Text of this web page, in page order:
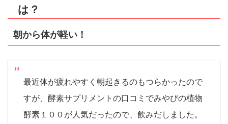
は？
朝から体が軽い！
最近体が疲れやすく朝起きるのもつらかったので
すが、酵素サプリメントの口コミでみやびの植物
酵素１００が人気だったので、飲みだしました。